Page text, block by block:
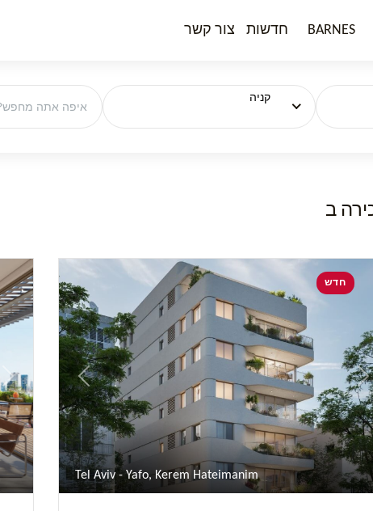
BARNES חדשות צור קשר
קניה
Previous Next
חדש
Tel Aviv - Yafo, Kerem Hateimanim